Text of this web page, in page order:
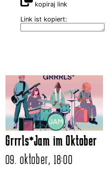
kopiraj link
Link ist kopiert:
Grrrls*Jam im Oktober
09. oktober, 18:00